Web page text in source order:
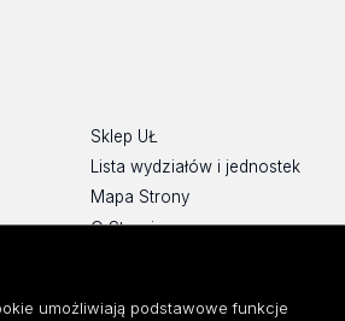
Sklep UŁ
Lista wydziałów i jednostek
Mapa Strony
O Stronie
umożliwiają podstawowe funkcje